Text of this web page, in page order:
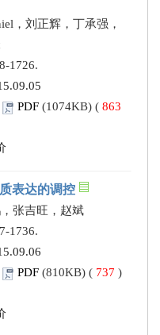
，刘正辉，丁承强，
1726.
PDF (1074KB) ( 863
表达的调控
张吉旺，赵斌
1736.
PDF (810KB) ( 737 )